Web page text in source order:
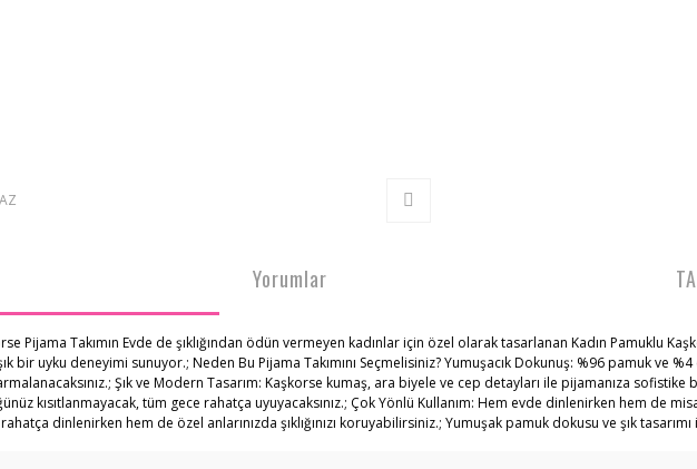
Pijama Takımın Evde de şıklığından ödün vermeyen kadınlar için özel olarak tasarlanan Kadın Pamuklu
bir uyku deneyimi sunuyor.; Neden Bu Pijama Takımını Seçmelisiniz? Yumuşacık Dokunuş: %96 pamuk ve
Şık ve Modern Tasarım: Kaşkorse kumaş, ara biyele ve cep detayları ile pijamanıza
kısıtlanmayacak, tüm gece rahatça uyuyacaksınız.; Çok Yönlü Kullanım: Hem evde dinlenirken hem de
dinlenirken hem de özel anlarınızda şıklığınızı koruyabilirsiniz.; Yumuşak pamuk dokusu ve şık
Yorumlar